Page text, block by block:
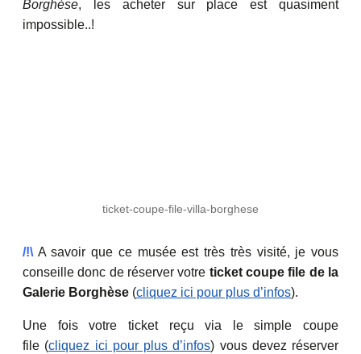
Borghèse, les acheter sur place est quasiment
impossible..!
ticket-coupe-file-villa-borghese
/!\ A savoir que ce musée est très très visité, je vous
conseille donc de réserver votre ticket coupe file de la
Galerie Borghèse (cliquez ici pour plus d’infos).
Une fois votre ticket reçu via le simple coupe
file (cliquez ici pour plus d’infos) vous devez réserver